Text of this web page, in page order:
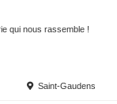
qui nous rassemble !
Saint-Gaudens